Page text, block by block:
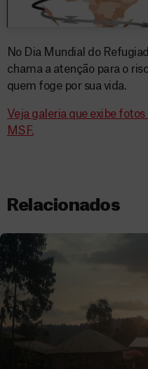
No Dia Mundial do
chama a atenção para o
quem foge por sua vida.
Veja galeria que exibe
MSF.
Relacionados